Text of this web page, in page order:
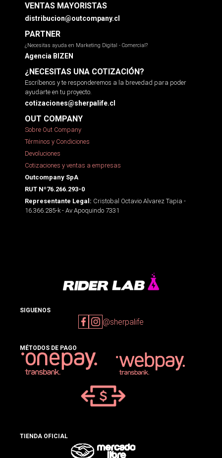
VENTAS MAYORISTAS
distribucion@outcompany.cl
PARTNER
¿Necesitas ayuda en Marketing Digital - Comercial?
Agencia BIZEN
¿NECESITAS UNA COTIZACIÓN?
Escríbenos y te responderemos a la brevedad para poder
ayudarte en tu proyecto.
cotizaciones@sherpalife.cl
OUT COMPANY
Sobre Out Company
Términos y Condiciones
Devoluciones
Cotizaciones y ventas a empresas
Outcompany SpA
RUT Nº76.266.293-0
Representante Legal: Cristobal Octavio Alvarez Tapia -
16.366.285-k - Av Apoquindo 7331
SIGUENOS
@sherpalife
MÉTODOS DE PAGO
TIENDA OFICIAL